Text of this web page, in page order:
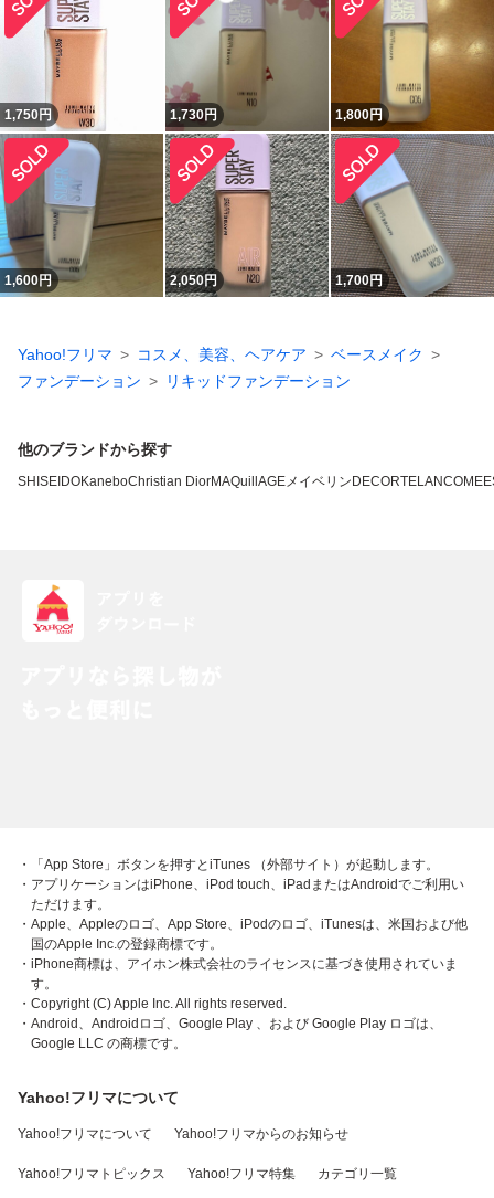
1,750円 1,730円 1,800円
1,600円 2,050円 1,700円
Yahoo!フリマ コスメ、美容、ヘアケア
ベースメイク
ファンデーション
リキッドファンデーション
他のブランドから探す
SHISEIDOKaneboChristian DiorMAQuillAGEメイベリン DECORTELANCOME
・「App Store」ボタンを押すとiTunes （外部サイト）が起動します。
・アプリケーションはiPhone、iPod touch、iPadまたはAndroidでご利用い
ただけます。
・Apple、Appleのロゴ、App Store、iPodのロゴ、iTunesは、米国および他
国のApple Inc.の登録商標です。
・iPhone商標は、アイホン株式会社のライセンスに基づき使用されていま
す。
・Copyright (C) Apple Inc. All rights reserved.
・Android、Androidロゴ、Google Play 、および Google Play ロゴは、
Google LLC の商標です。
Yahoo!フリマについて
Yahoo!フリマについて Yahoo!フリマからのお知らせ
Yahoo!フリマトピックス Yahoo!フリマ特集 カテゴリ一覧